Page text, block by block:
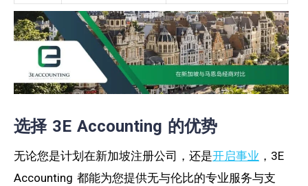
选择 3E Accounting 的优势
无论您是计划在新加坡注册公司，还是开启事业 ，3E
Accounting 都能为您提供无与伦比的专业服务与支